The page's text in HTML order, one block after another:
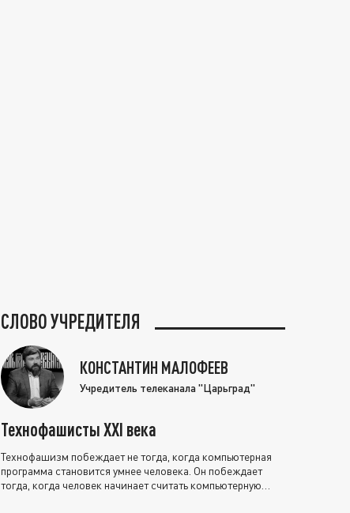
СЛОВО УЧРЕДИТЕЛЯ
КОНСТАНТИН МАЛОФЕЕВ
Учредитель телеканала "Царьград"
Технофашисты XXI века
Технофашизм побеждает не тогда, когда компьютерная
программа становится умнее человека. Он побеждает
тогда, когда человек начинает считать компьютерную